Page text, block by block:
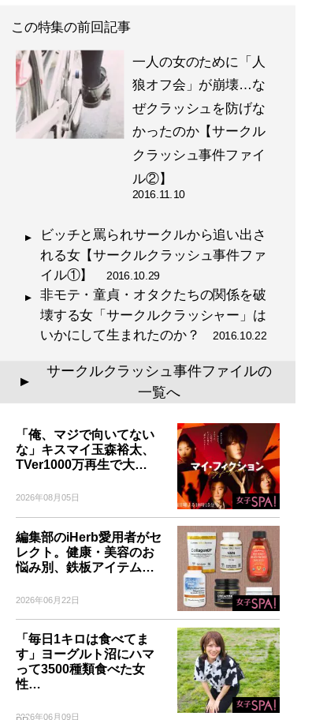
この特集の前回記事
一人の女のために「人
狼オフ会」が崩壊…な
ぜクラッシュを防げな
かったのか【サークル
クラッシュ事件ファイ
ル②】
2016.11.10
ビッチと罵られサークルから追い出さ
れる女【サークルクラッシュ事件ファ
イル①】 2016.10.29
非モテ・童貞・オタクたちの関係を破
壊する女「サークルクラッシャー」は
いかにして生まれたのか？ 2016.10.22
▲
サークルクラッシュ事件ファイルの
一覧へ
「俺、マジで向いてない
な」キスマイ玉森裕太、
TVer1000万再生で大…
2026年08月05日
編集部のiHerb愛用者がセ
レクト。健康・美容のお
悩み別、鉄板アイテム…
2026年06月22日
「毎日1キロは食べてま
す」ヨーグルト沼にハマ
って3500種類食べた女
性…
2026年06月09日